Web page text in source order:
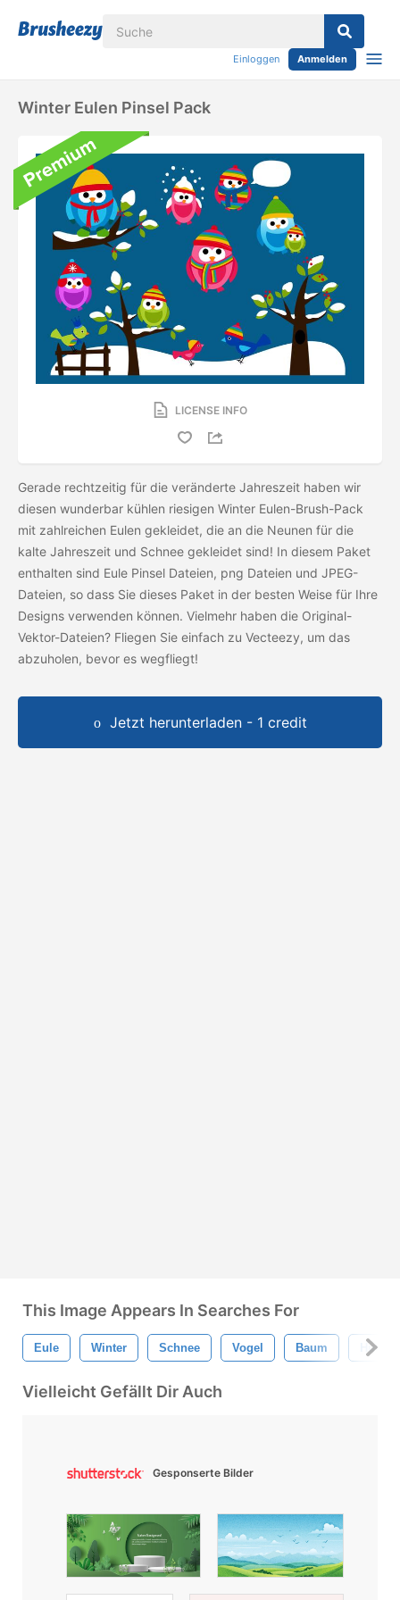
Einloggen Anmelden
Winter Eulen Pinsel Pack
LICENSE INFO
Gerade rechtzeitig für die veränderte Jahreszeit haben wir
diesen wunderbar kühlen riesigen Winter Eulen-Brush-Pack
mit zahlreichen Eulen gekleidet, die an die Neunen für die
kalte Jahreszeit und Schnee gekleidet sind! In diesem Paket
enthalten sind Eule Pinsel Dateien, png Dateien und JPEG-
Dateien, so dass Sie dieses Paket in der besten Weise für Ihre
Designs verwenden können. Vielmehr haben die Original-
Vektor-Dateien? Fliegen Sie einfach zu Vecteezy, um das
abzuholen, bevor es wegfliegt!
Jetzt herunterladen - 1 credit
This Image Appears In Searches For
Eule Winter Schnee Vogel Baum Hut
Vielleicht Gefällt Dir Auch
Gesponserte Bilder